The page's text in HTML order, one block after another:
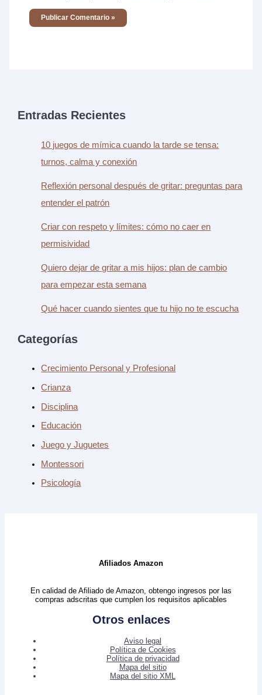
Entradas Recientes
10 juegos de mímica cuando la tarde se tensa:
turnos, calma y conexión
Reflexión personal después de gritar: preguntas para
entender el patrón
Criar con respeto y límites: cómo no caer en
permisividad
Quiero dejar de gritar a mis hijos: plan de cambio
para empezar esta semana
Qué hacer cuando sientes que tu hijo no te escucha
Categorías
Crecimiento Personal y Profesional
Crianza
Disciplina
Educación
Juego y Juguetes
Montessori
Psicología
Afiliados Amazon
En calidad de Afiliado de Amazon, obtengo ingresos por las
compras adscritas que cumplen los requisitos aplicables
Otros enlaces
Aviso legal
Política de Cookies
Política de privacidad
Mapa del sitio
Mapa del sitio XML